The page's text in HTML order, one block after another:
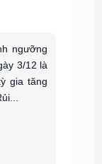
ngưỡng
3/12 là
gia tăng